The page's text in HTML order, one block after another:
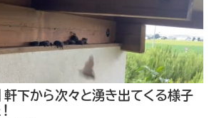
軒下から次々と湧き出てくる様子